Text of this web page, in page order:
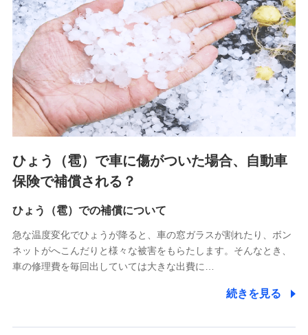
連する当社および提携会社のサービスを案内、提供するため
（なお、当社は複数の保険会社と取引があり、取得した個人
情報を取引のある他の保険会社の商品・サービスをご提案す
るために利用させていただくことがあります。）
上記に係る連絡・手続き・管理等付帯業務を行うため
3.セミナー募集サイトから取得した個人情報
各種セミナーの案内、開催のため
上記に係る連絡・手続き・管理等付帯業務を行うため
4.家族・友達紹介にて取得した個人情報
被紹介者への連絡、及び当社と取引のあるもしくは委託を受
けている保険会社・提携会社の保険その他に関する情報を提
供し、金融商品等の契約を勧奨するため
アンケートやキャンペーン等の実施のため
上記に係る連絡・手続き・管理等付帯業務を行うため
5.通話録音にて取得する情報
ひょう（雹）で車に傷がついた場合、自動車
保険で補償される？
ひょう（雹）での補償について
急な温度変化でひょうが降ると、車の窓ガラスが割れたり、ボン
ネットがへこんだりと様々な被害をもらたします。そんなとき、
車の修理費を毎回出していては大きな出費に…
続きを見る